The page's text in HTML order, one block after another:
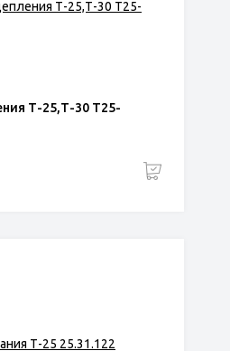
Т-25,Т-30 Т25-